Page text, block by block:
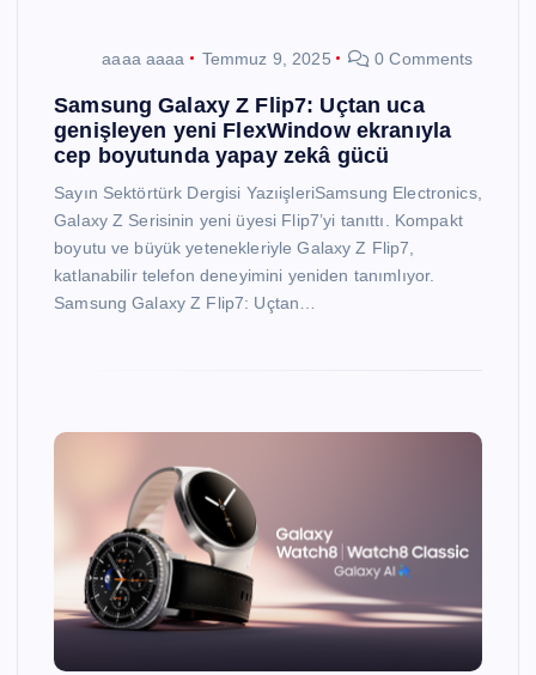
aaaa aaaa Temmuz 9, 2025 0 Comments
Samsung Galaxy Z Flip7: Uçtan uca
genişleyen yeni FlexWindow ekranıyla
cep boyutunda yapay zekâ gücü
Sayın Sektörtürk Dergisi YazıişleriSamsung Electronics,
Galaxy Z Serisinin yeni üyesi Flip7’yi tanıttı. Kompakt
boyutu ve büyük yetenekleriyle Galaxy Z Flip7,
katlanabilir telefon deneyimini yeniden tanımlıyor.
Samsung Galaxy Z Flip7: Uçtan…